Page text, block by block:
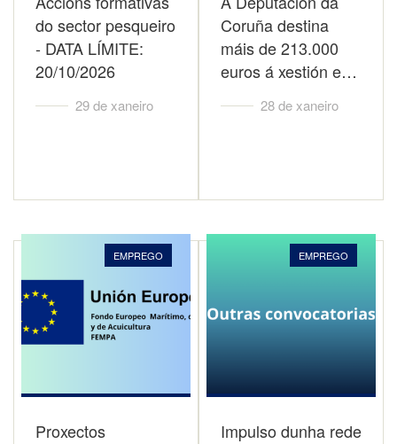
do sector pesqueiro
- DATA LÍMITE:
20/10/2026
29 de xaneiro
Coruña destina
máis de 213.000
euros á xestión e…
28 de xaneiro
EMPREGO
Proxectos
EMPREGO
Impulso dunha rede